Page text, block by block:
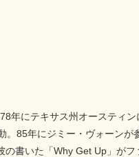
年にテキサス州オースティ
85年にジミー・ヴォーンが
書いた「Why Get Up」が